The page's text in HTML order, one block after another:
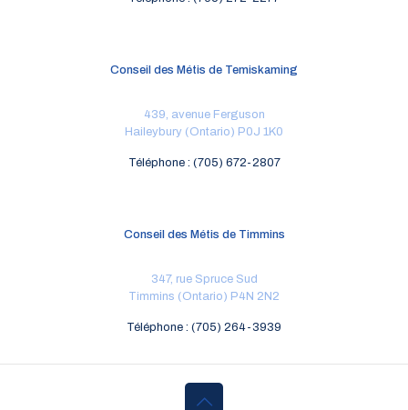
Conseil des Métis de Temiskaming
439, avenue Ferguson
Haileybury (Ontario) P0J 1K0
Téléphone : (705) 672-2807
Conseil des Métis de Timmins
347, rue Spruce Sud
Timmins (Ontario) P4N 2N2
Téléphone : (705) 264-3939